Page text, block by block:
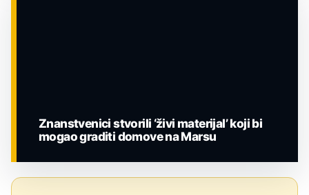
Znanstvenici stvorili ‘živi materijal’ koji bi
mogao graditi domove na Marsu